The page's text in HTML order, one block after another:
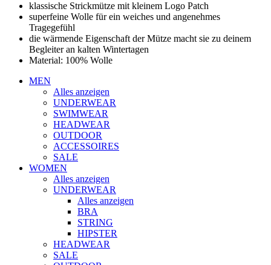
klassische Strickmütze mit kleinem Logo Patch
superfeine Wolle für ein weiches und angenehmes
Tragegefühl
die wärmende Eigenschaft der Mütze macht sie zu deinem
Begleiter an kalten Wintertagen
Material: 100% Wolle
MEN
Alles anzeigen
UNDERWEAR
SWIMWEAR
HEADWEAR
OUTDOOR
ACCESSOIRES
SALE
WOMEN
Alles anzeigen
UNDERWEAR
Alles anzeigen
BRA
STRING
HIPSTER
HEADWEAR
SALE